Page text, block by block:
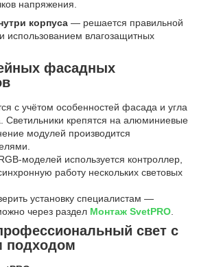
напряжения.
корпуса — решается правильной
использованием влагозащитных
фасадных
с учётом особенностей фасада и угла
Светильники крепятся на алюминиевые
модулей производится
моделей используется контроллер,
работу нескольких световых
установку специалистам —
через раздел Монтаж SvetPRO
свет с
подходом